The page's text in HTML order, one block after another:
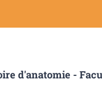
d'anatomie -